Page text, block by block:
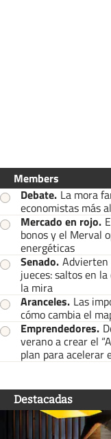
Members
Debate. La mora
economistas más
Mercado en rojo.
bonos y el Merval
energéticas
Senado. Advierten
jueces: saltos en
la mira
Aranceles. Las
cómo cambia el
Emprendedores.
verano a crear el
plan para acelerar
Destacadas